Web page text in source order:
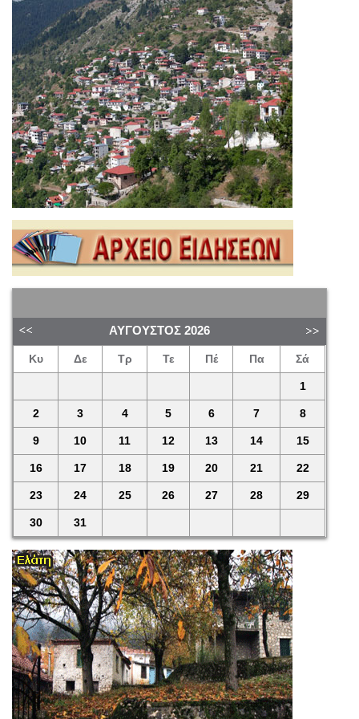
ΑΎΓΟΥΣΤΟΣ 2026
Κυ Δε Τρ Τε Πέ Πα Σά
1
2 3 4 5 6 7 8
9 10 11 12 13 14 15
16 17 18 19 20 21 22
23 24 25 26 27 28 29
30 31